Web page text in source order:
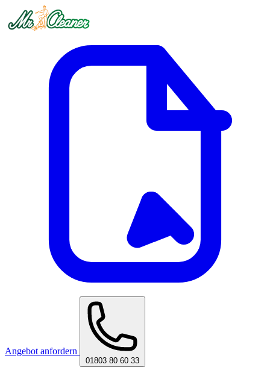
Angebot anfordern
01803 80 60 33